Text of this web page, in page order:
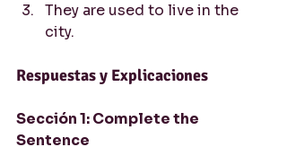
They are used to live in the
city.
Respuestas y Explicaciones
Sección 1: Complete the
Sentence